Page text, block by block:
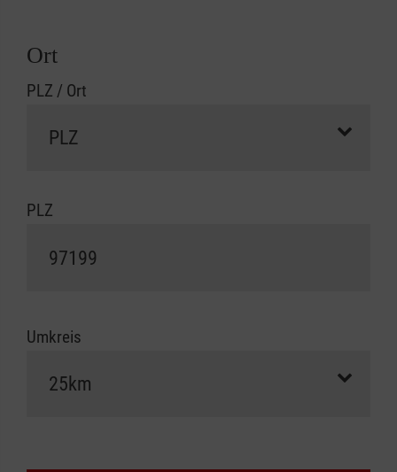
Ort
PLZ / Ort
PLZ
Umkreis